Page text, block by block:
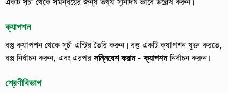
ক্যাপশন
বস্তু ক্যাপশন থেকে সূচী এন্ট্রি তৈরি করুন। বস্তু একটি ক্যাপশন যুক্ত করতে,
বস্তু নির্বাচন করুন, এবং এরপরসন্নিবেশ করান - ক্যাপশননির্বাচন করুন।
শ্রেণীবিভাগ